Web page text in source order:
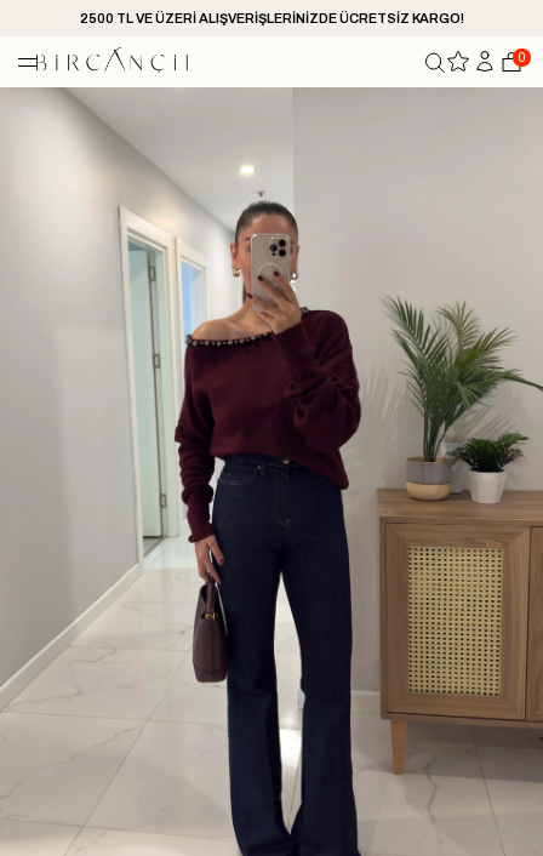
2500 TL VE ÜZERİ ALIŞVERİŞLERİNİZDE ÜCRETSİZ KARGO!
0